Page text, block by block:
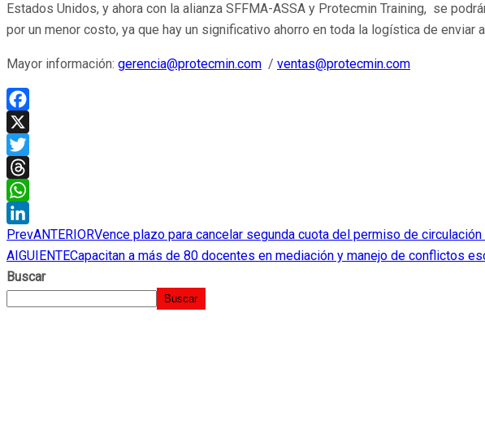
Estados Unidos, y ahora con la alianza SFFMA-ASSA y Protecmin Training, se
por un menor costo, ya que hay un significativo ahorro en toda la logística de enviar
Mayor información: gerencia@protecmin.com / ventas@protecmin.com
Facebook
X
Twitter
Threads
WhatsApp
LinkedIn
PrevANTERIORVence plazo para cancelar segunda cuota del permiso de circulación
AIGUIENTECapacitan a más de 80 docentes en mediación y manejo de conflictos
Buscar
Buscar